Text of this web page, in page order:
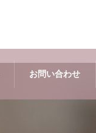
お問い合わせ